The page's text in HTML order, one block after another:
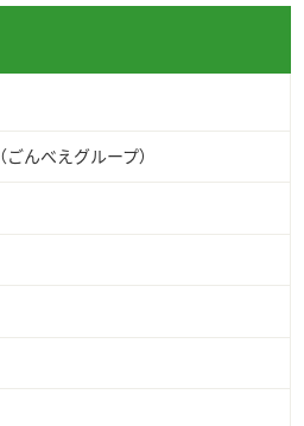
んべえグループ）